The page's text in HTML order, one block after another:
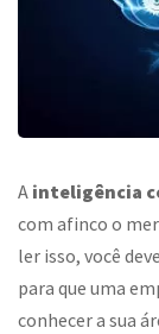
A inteligência
com afinco o
ler isso, você
para que uma
conhecer a sua